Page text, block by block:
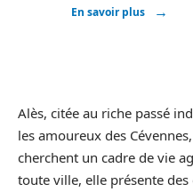
En savoir plus
Alès, citée au riche passé
les amoureux des
cherchent un cadre de vie
toute ville, elle présente